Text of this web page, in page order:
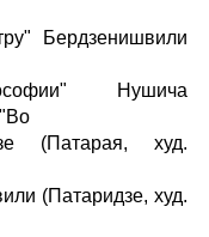
Бердзенишвили
Нушича
(Патарая, худ.
(Патаридзе, худ.